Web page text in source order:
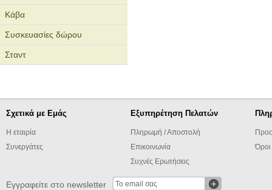
Κάβα
Συσκευασίες δώρου
Σταντ
Σχετικά με Εμάς
Η εταιρία
Συνεργάτες
Εξυπηρέτηση Πελατών
Πληρωμή / Αποστολή
Επικοινωνία
Συχνές Ερωτήσεις
Εγγραφείτε στο newsletter